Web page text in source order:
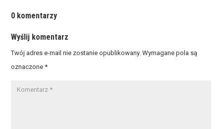
0 komentarzy
Wyślij komentarz
Twój adres e-mail nie zostanie opublikowany. Wymagane pola są
oznaczone*